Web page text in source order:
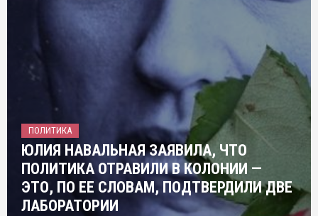
ПОЛИТИКА
ЮЛИЯ НАВАЛЬНАЯ ЗАЯВИЛА, ЧТО
ПОЛИТИКА ОТРАВИЛИ В КОЛОНИИ —
ЭТО, ПО ЕЕ СЛОВАМ, ПОДТВЕРДИЛИ ДВЕ
ЛАБОРАТОРИИ